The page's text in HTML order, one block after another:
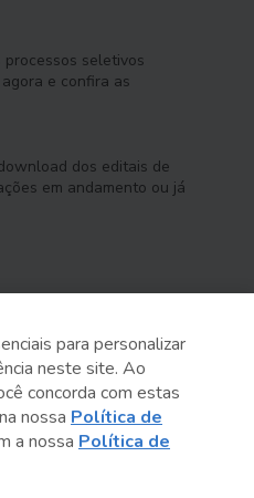
processos seletivos
e confira as
dos editais de
em andamento ou já
de São Paulo
para personalizar
neste site. Ao
concorda com estas
nossa Política de
a nossa Política de